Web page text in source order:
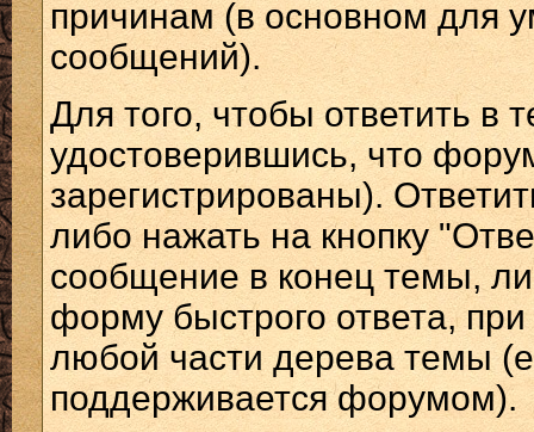
причинам (в основном для
сообщений).
Для того, чтобы ответить в
удостоверившись, что
зарегистрированы).
либо нажать на кнопку
сообщение в конец темы,
форму быстрого ответа,
любой части дерева темы
поддерживается форумом).